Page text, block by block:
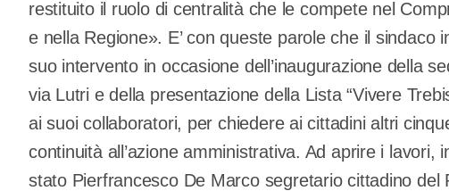
restituito il ruolo di centralità che le compete nel
e nella Regione». E’ con queste parole che il sindaco
suo intervento in occasione dell’inaugurazione della
via Lutri e della presentazione della Lista “Vivere
ai suoi collaboratori, per chiedere ai cittadini altri
continuità all’azione amministrativa. Ad aprire i
stato Pierfrancesco De Marco segretario cittadino